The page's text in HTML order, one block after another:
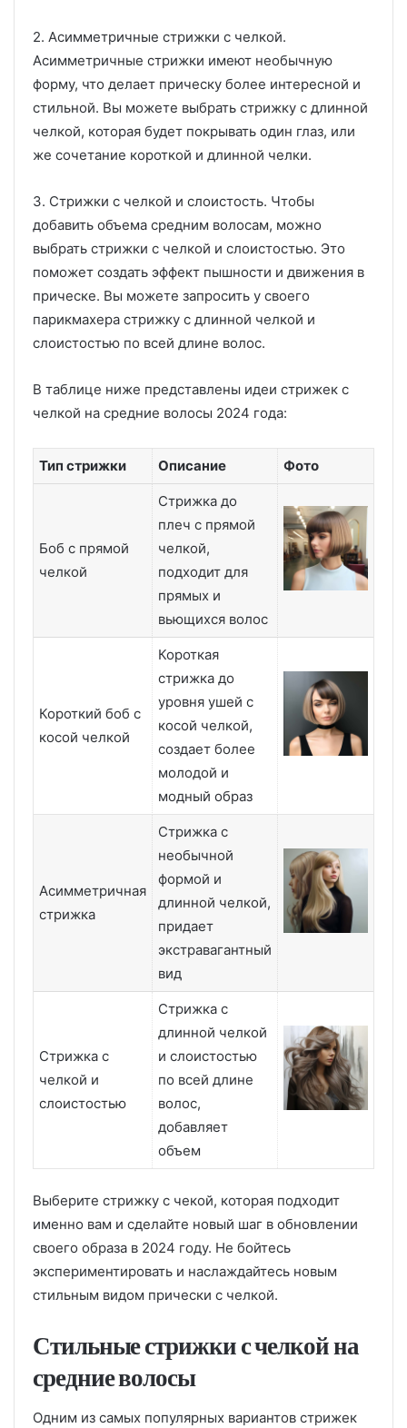
2. Асимметричные стрижки с челкой.
Асимметричные стрижки имеют необычную
форму, что делает прическу более интересной и
стильной. Вы можете выбрать стрижку с длинной
челкой, которая будет покрывать один глаз, или
же сочетание короткой и длинной челки.
3. Стрижки с челкой и слоистость. Чтобы
добавить объема средним волосам, можно
выбрать стрижки с челкой и слоистостью. Это
поможет создать эффект пышности и движения в
прическе. Вы можете запросить у своего
парикмахера стрижку с длинной челкой и
слоистостью по всей длине волос.
В таблице ниже представлены идеи стрижек с
челкой на средние волосы 2024 года:
Тип стрижки Описание Фото
Боб с прямой
челкой
Стрижка до
плеч с прямой
челкой,
подходит для
прямых и
вьющихся волос
Короткий боб с
косой челкой
Короткая
стрижка до
уровня ушей с
косой челкой,
создает более
молодой и
модный образ
Асимметричная
стрижка
Стрижка с
необычной
формой и
длинной челкой,
придает
экстравагантный
вид
Стрижка с
челкой и
слоистостью
Стрижка с
длинной челкой
и слоистостью
по всей длине
волос,
добавляет
объем
Выберите стрижку с чекой, которая подходит
именно вам и сделайте новый шаг в обновлении
своего образа в 2024 году. Не бойтесь
экспериментировать и наслаждайтесь новым
стильным видом прически с челкой.
Стильные стрижки с челкой на
средние волосы
Одним из самых популярных вариантов стрижек